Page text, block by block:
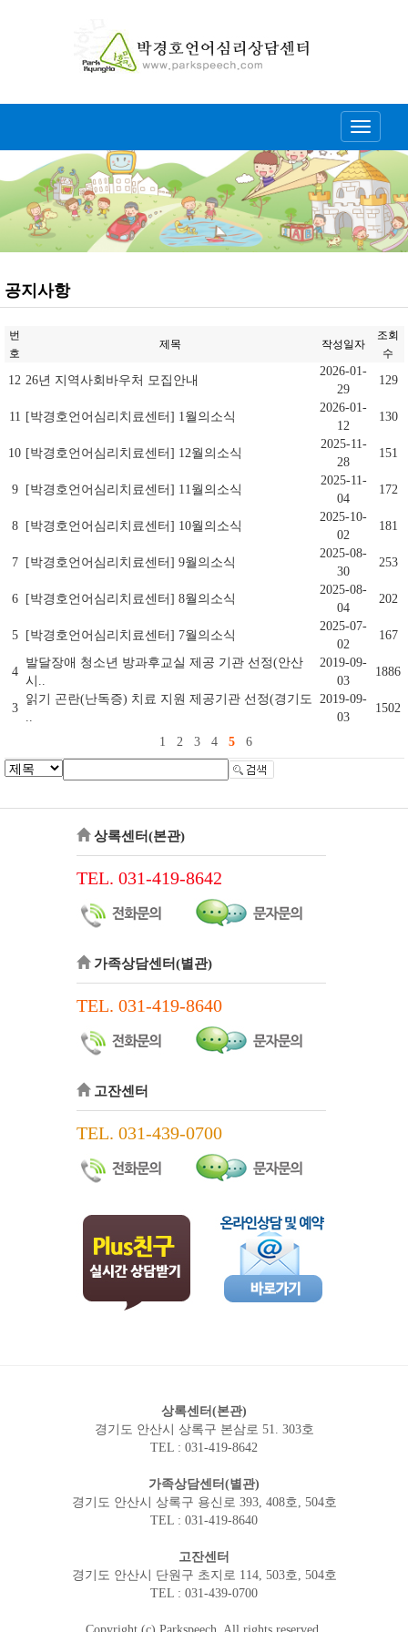
Toggle
공지사항
번
호
제목 작성일자
조회
수
12 26년 지역사회바우처 모집안내
2026-01-
29
129
11 [박경호언어심리치료센터] 1월의소식
2026-01-
12
130
10 [박경호언어심리치료센터] 12월의소식
2025-11-
28
151
9 [박경호언어심리치료센터] 11월의소식
2025-11-
04
172
8 [박경호언어심리치료센터] 10월의소식
2025-10-
02
181
7 [박경호언어심리치료센터] 9월의소식
2025-08-
30
253
6 [박경호언어심리치료센터] 8월의소식
2025-08-
04
202
5 [박경호언어심리치료센터] 7월의소식
2025-07-
02
167
4
발달장애 청소년 방과후교실 제공 기관 선정(안산
시..
2019-09-
03
1886
3
읽기 곤란(난독증) 치료 지원 제공기관 선정(경기도
2019-09-
03
1502
1 2 3 4 5 6
상록센터(본관)
TEL. 031-419-8642
가족상담센터(별관)
TEL. 031-419-8640
고잔센터
TEL. 031-439-0700
상록센터(본관)
경기도 안산시 상록구 본삼로 51. 303호
TEL : 031-419-8642
가족상담센터(별관)
경기도 안산시 상록구 용신로 393, 408호, 504호
TEL : 031-419-8640
고잔센터
경기도 안산시 단원구 초지로 114, 503호, 504호
TEL : 031-439-0700